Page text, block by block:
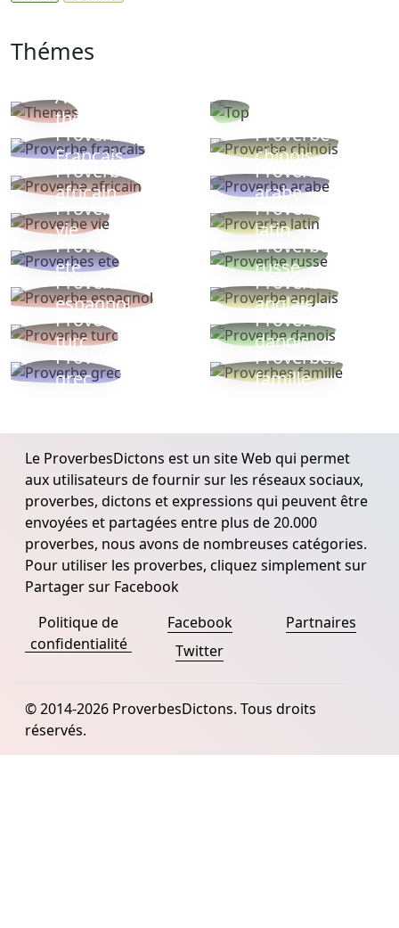
Thémes
Autres
thèmes
Proverbe
Français
Proverbe
chinois
Proverbe
africain
Proverbe
arabe
Proverbe
vie
Proverbe
latin
Proverbes
ete
Proverbe
russe
Proverbe
espagnol
Proverbe
anglais
Proverbe
turc
Proverbe
danois
Proverbe
grec
Proverbes
famille
Le ProverbesDictons est un site Web qui permet
aux utilisateurs de fournir sur les réseaux sociaux,
proverbes, dictons et expressions qui peuvent être
envoyées et partagées entre plus de 20.000
proverbes, nous avons de nombreuses catégories.
Pour utiliser les proverbes, cliquez simplement sur
Partager sur Facebook
Politique de
confidentialité
Facebook
Twitter
Partnaires
© 2014-2026 ProverbesDictons. Tous droits
réservés.